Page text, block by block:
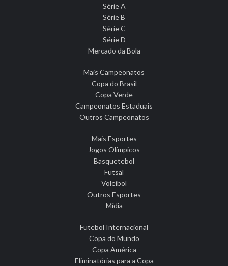
Série A
Série B
Série C
Série D
Mercado da Bola
Mais Campeonatos
Copa do Brasil
Copa Verde
Campeonatos Estaduais
Outros Campeonatos
Mais Esportes
Jogos Olímpicos
Basquetebol
Futsal
Voleibol
Outros Esportes
Mídia
Futebol Internacional
Copa do Mundo
Copa América
Eliminatórias para a Copa